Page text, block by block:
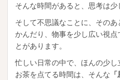
そんな時間があると、思考は少
そして不思議なことに、その
かんだり、物事を少し広い視
とがあります。
忙しい日常の中で、ほんの少し
お茶を点てる時間は、そんな